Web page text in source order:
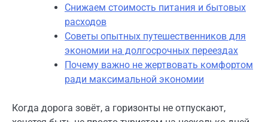
Снижаем стоимость питания и бытовых
расходов
Советы опытных путешественников для
экономии на долгосрочных переездах
Почему важно не жертвовать комфортом
ради максимальной экономии
Когда дорога зовёт, а горизонты не отпускают,